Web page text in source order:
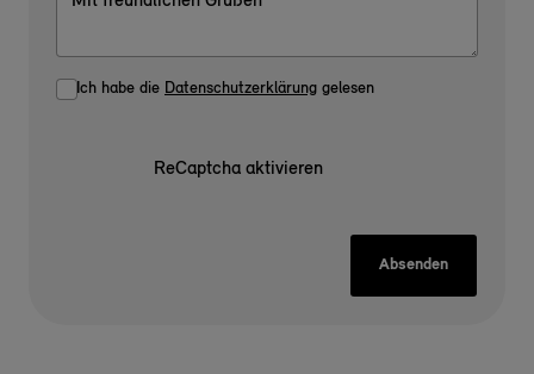
Ich habe die Datenschutzerklärung gelesen
ReCaptcha aktivieren
Absenden